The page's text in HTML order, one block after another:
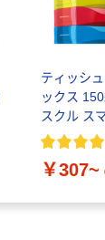
ティッシ
ックス
スクル ス
クト ビビ
￥307~